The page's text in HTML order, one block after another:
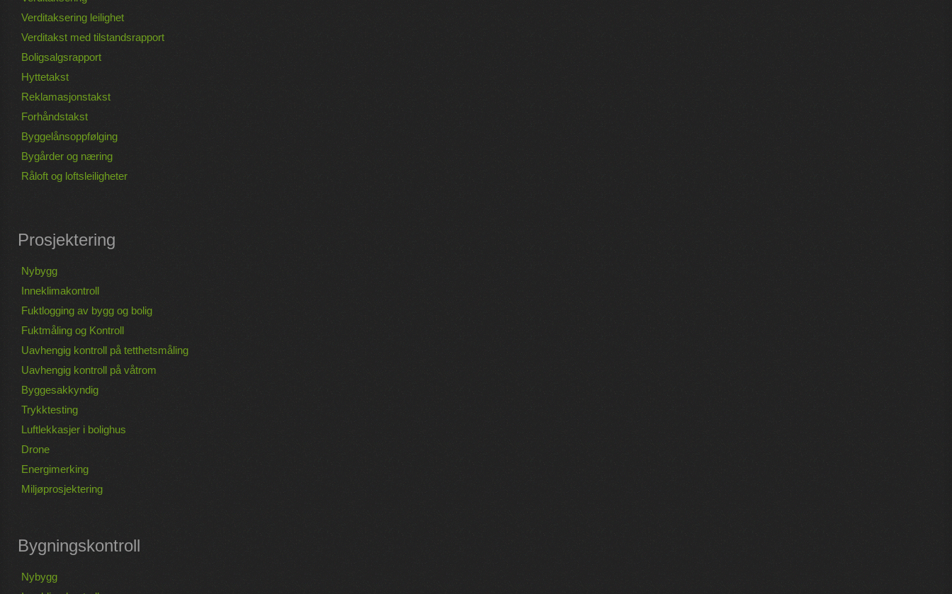
Verditaksering leilighet
Verditakst med tilstandsrapport
Boligsalgsrapport
Hyttetakst
Reklamasjonstakst
Forhåndstakst
Byggelånsoppfølging
Bygårder og næring
Råloft og loftsleiligheter
Prosjektering
Nybygg
Inneklimakontroll
Fuktlogging av bygg og bolig
Fuktmåling og Kontroll
Uavhengig kontroll på tetthetsmåling
Uavhengig kontroll på våtrom
Byggesakkyndig
Trykktesting
Luftlekkasjer i bolighus
Drone
Energimerking
Miljøprosjektering
Bygningskontroll
Nybygg